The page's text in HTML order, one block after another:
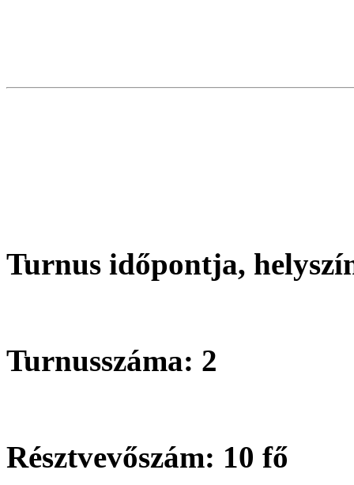
Turnus időpontja,
Turnusszáma: 2
Résztvevőszám: 10 fő